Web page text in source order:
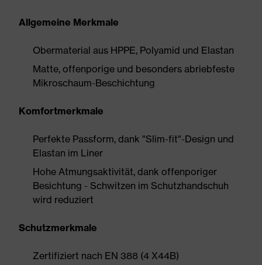
Allgemeine Merkmale
Obermaterial aus HPPE, Polyamid und Elastan
Matte, offenporige und besonders abriebfeste
Mikroschaum-Beschichtung
Komfortmerkmale
Perfekte Passform, dank "Slim-fit"-Design und
Elastan im Liner
Hohe Atmungsaktivität, dank offenporiger
Besichtung - Schwitzen im Schutzhandschuh
wird reduziert
Schutzmerkmale
Zertifiziert nach EN 388 (4 X44B)